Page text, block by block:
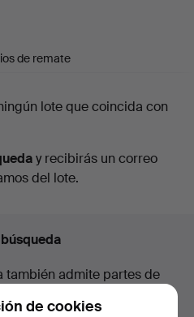
de remate
lote que coincida con
y recibirás un correo
del lote.
también admite partes de
. de cookies